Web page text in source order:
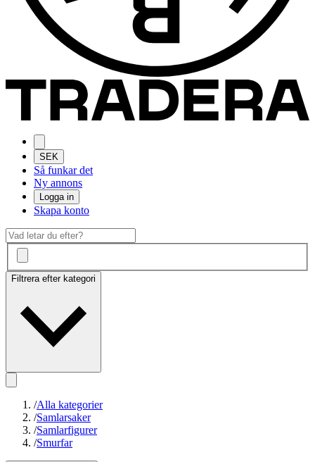
SEK
Så funkar det
Ny annons
Logga in
Skapa konto
Filtrera efter kategori
/Alla kategorier
/Samlarsaker
/Samlarfigurer
/Smurfar